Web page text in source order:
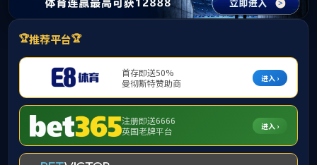
提示：访问地址无效，320/http:/296找不到对应的栏目！
首页 关闭此页